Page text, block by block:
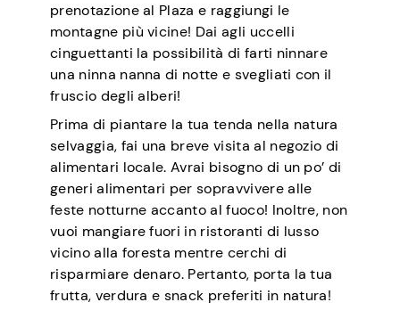
prenotazione al Plaza e raggiungi le
montagne più vicine! Dai agli uccelli
cinguettanti la possibilità di farti ninnare
una ninna nanna di notte e svegliati con il
fruscio degli alberi!
Prima di piantare la tua tenda nella natura
selvaggia, fai una breve visita al negozio di
alimentari locale. Avrai bisogno di un po’ di
generi alimentari per sopravvivere alle
feste notturne accanto al fuoco! Inoltre, non
vuoi mangiare fuori in ristoranti di lusso
vicino alla foresta mentre cerchi di
risparmiare denaro. Pertanto, porta la tua
frutta, verdura e snack preferiti in natura!